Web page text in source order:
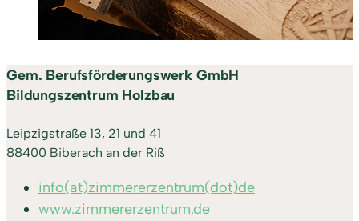
Gem. Berufsförderungswerk GmbH
Bildungszentrum Holzbau
Leipzigstraße 13, 21 und 41
88400 Biberach an der Riß
info(at)zimmererzentrum(dot)de
www.zimmererzentrum.de